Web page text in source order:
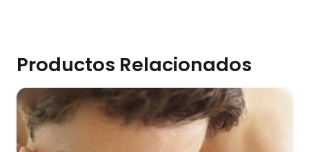
Productos Relacionados